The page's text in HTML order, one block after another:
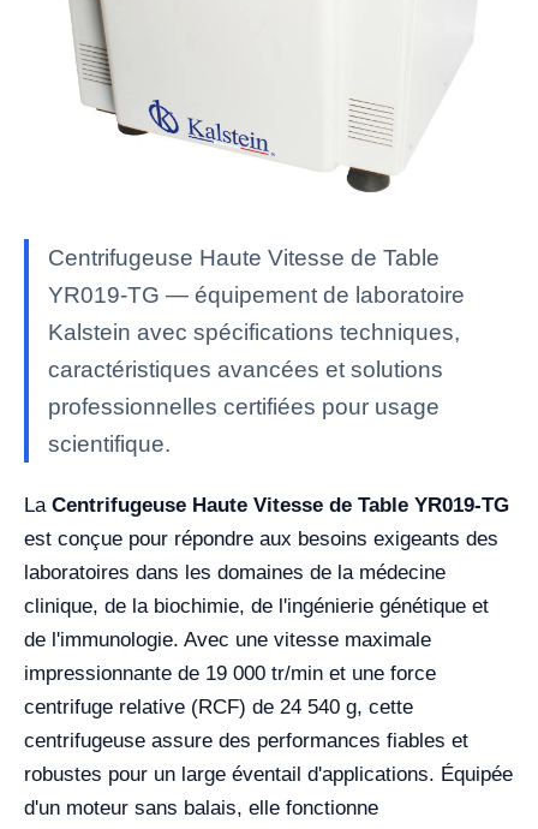
Centrifugeuse Haute Vitesse de Table
YR019-TG — équipement de laboratoire
Kalstein avec spécifications techniques,
caractéristiques avancées et solutions
professionnelles certifiées pour usage
scientifique.
La Centrifugeuse Haute Vitesse de Table YR019-TG
est conçue pour répondre aux besoins exigeants des
laboratoires dans les domaines de la médecine
clinique, de la biochimie, de l'ingénierie génétique et
de l'immunologie. Avec une vitesse maximale
impressionnante de 19 000 tr/min et une force
centrifuge relative (RCF) de 24 540 g, cette
centrifugeuse assure des performances fiables et
robustes pour un large éventail d'applications. Équipée
d'un moteur sans balais, elle fonctionne